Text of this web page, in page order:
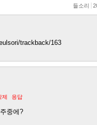
들소리
trackback/163
제 응답
중에?